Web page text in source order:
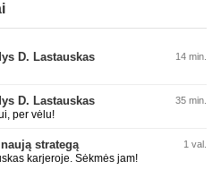
D. Lastauskas 14 min.
D. Lastauskas 35 min.
per vėlu!
strategą 1 val.
karjeroje. Sėkmės jam!